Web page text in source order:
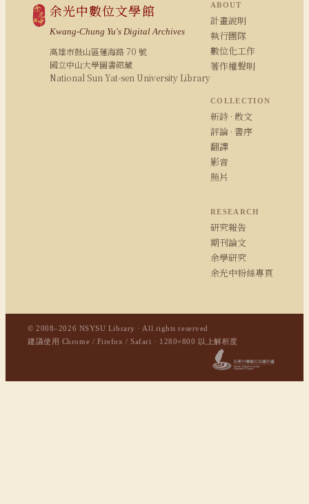
余光中數位文學館
Kwang-Chung Yu's Digital Archives
高雄市鼓山區蓮海路 70 號
國立中山大學圖書館藏
National Sun Yat-sen University Library
ABOUT
計畫說明
執行團隊
數位化工作
著作權聲明
COLLECTION
新詩 · 散文
評論 · 書序
翻譯
影音
照片
RESEARCH
研究報告
期刊論文
余學研究
余光中粉絲專頁
© 2008–2026 NSYSU Library · All rights reserved
建議使用 Chrome / Firefox / Safari · 1280×800 以上解析度